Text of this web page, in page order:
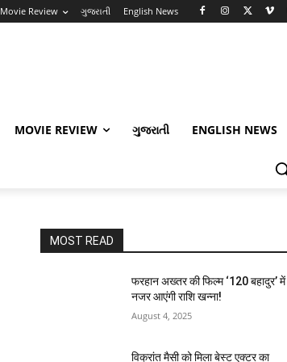
Movie Review ગુજરાતી English News
MOVIE REVIEW ગુજરાતી ENGLISH NEWS
MOST READ
फरहान अख्तर की फिल्म ‘120 बहादुर’ में
नजर आएंगी राशि खन्ना!
August 4, 2025
विक्रांत मैसी को मिला बेस्ट एक्टर का